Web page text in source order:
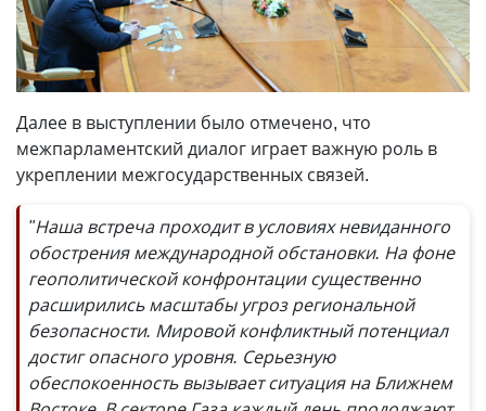
Далее в выступлении было отмечено, что
межпарламентский диалог играет важную роль в
укреплении межгосударственных связей.
"Наша встреча проходит в условиях невиданного
обострения международной обстановки. На фоне
геополитической конфронтации существенно
расширились масштабы угроз региональной
безопасности. Мировой конфликтный потенциал
достиг опасного уровня. Серьезную
обеспокоенность вызывает ситуация на Ближнем